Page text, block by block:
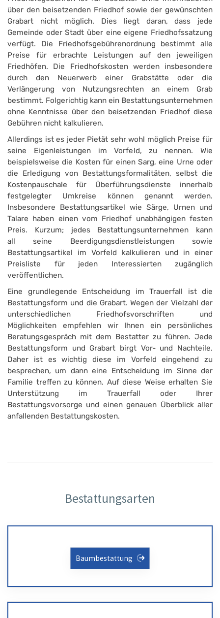
über den beisetzenden Friedhof sowie der gewünschten
Grabart nicht möglich. Dies liegt daran, dass jede
Gemeinde oder Stadt über eine eigene Friedhofssatzung
verfügt. Die Friedhofsgebührenordnung bestimmt alle
Preise für erbrachte Leistungen auf den jeweiligen
Friedhöfen. Die Friedhofskosten werden insbesondere
durch den Neuerwerb einer Grabstätte oder die
Verlängerung von Nutzungsrechten an einem Grab
bestimmt. Folgerichtig kann ein Bestattungsunternehmen
ohne Kenntnisse über den beisetzenden Friedhof diese
Gebühren nicht kalkulieren.
Allerdings ist es jeder Pietät sehr wohl möglich Preise für
seine Eigenleistungen im Vorfeld, zu nennen. Wie
beispielsweise die Kosten für einen Sarg, eine Urne oder
die Erledigung von Bestattungsformalitäten, selbst die
Kostenpauschale für Überführungsdienste innerhalb
festgelegter Umkreise können genannt werden.
Insbesondere Bestattungsartikel wie Särge, Urnen und
Talare haben einen vom Friedhof unabhängigen festen
Preis. Kurzum; jedes Bestattungsunternehmen kann
all seine Beerdigungsdienstleistungen sowie
Bestattungsartikel im Vorfeld kalkulieren und in einer
Preisliste für jeden Interessierten zugänglich
veröffentlichen.
Eine grundlegende Entscheidung im Trauerfall ist die
Bestattungsform und die Grabart. Wegen der Vielzahl der
unterschiedlichen Friedhofsvorschriften und
Möglichkeiten empfehlen wir Ihnen ein persönliches
Beratungsgespräch mit dem Bestatter zu führen. Jede
Bestattungsform und Grabart birgt Vor- und Nachteile.
Daher ist es wichtig diese im Vorfeld eingehend zu
besprechen, um dann eine Entscheidung im Sinne der
Familie treffen zu können. Auf diese Weise erhalten Sie
Unterstützung im Trauerfall oder Ihrer
Bestattungsvorsorge und einen genauen Überblick aller
anfallenden Bestattungskosten.
Bestattungsarten
Baumbestattung